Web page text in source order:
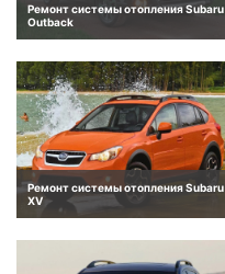
Ремонт системы отопления Subaru
Outback
Ремонт системы отопления Subaru
XV